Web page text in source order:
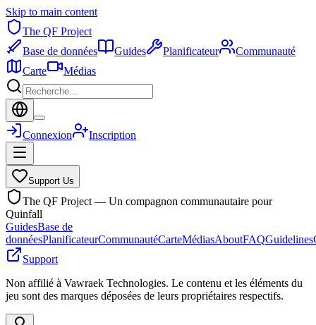
Skip to main content
The QF Project
Base de données
Guides Planificateur
Communauté
Carte
Médias
Connexion Inscription
Support Us
The QF Project — Un compagnon communautaire pour
Quinfall
GuidesBase de
donnéesPlanificateurCommunautéCarteMédiasAboutFAQGuidelines
Support
Non affilié à Vawraek Technologies. Le contenu et les éléments du
jeu sont des marques déposées de leurs propriétaires respectifs.